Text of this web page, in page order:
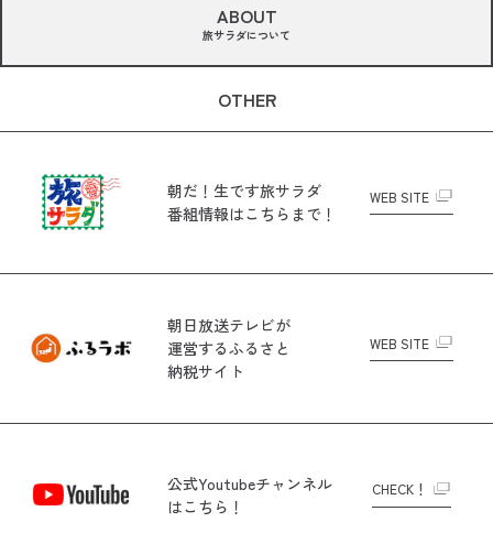
ABOUT
旅サラダについて
OTHER
朝だ！生です旅サラダ
番組情報はこちらまで！
WEB SITE
朝日放送テレビが
運営するふるさと
納税サイト
WEB SITE
公式Youtubeチャンネル
はこちら！
CHECK！